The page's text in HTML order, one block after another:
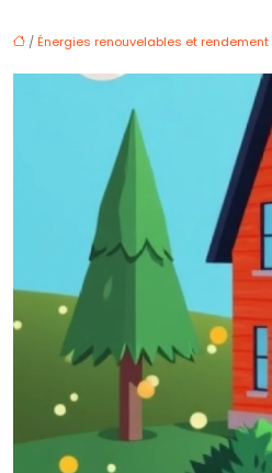
/ Énergies renouvelables et rendement